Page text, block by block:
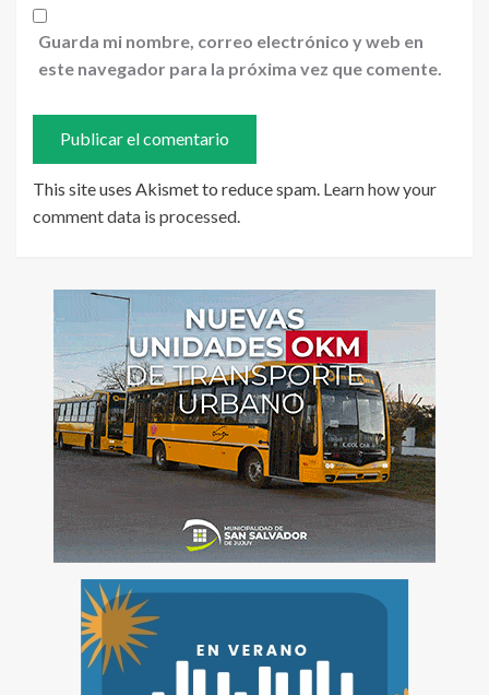
Guarda mi nombre, correo electrónico y web en
este navegador para la próxima vez que comente.
This site uses Akismet to reduce spam. Learn how your
comment data is processed